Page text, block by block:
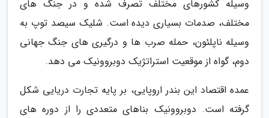
وسیله کشورهای مختلف تصرف شده و در جنگ های
مختلف، صدمات بسیاری دیده است. شلیک سیصد توپ به
وسیله ناپلئون، حمله صرب ها و درگیری های جنگ جهانی
دوم، گواه از موقعیت استراتژیک دوبروونیک می دهد.
عمده اقتصاد این بندر اروپایی، بر پایه تجارت دریایی شکل
گرفته است. دوبروونیک بناهای متعددی را از دوره های